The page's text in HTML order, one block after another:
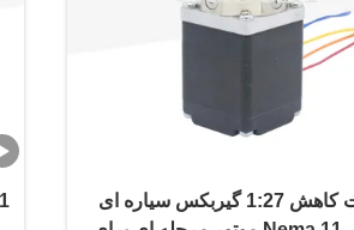
نسبت کاهش 1:27 گیربکس سیاره ای